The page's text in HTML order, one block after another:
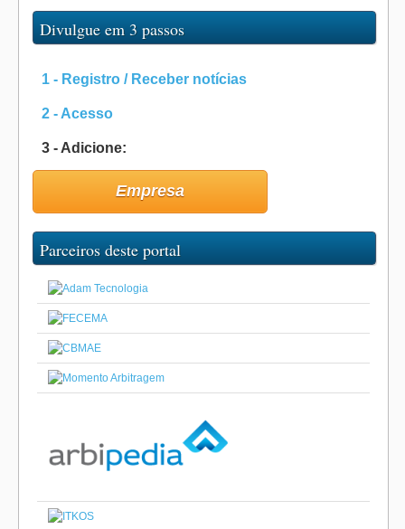
Divulgue em 3 passos
1 - Registro / Receber notícias
2 - Acesso
3 - Adicione:
Empresa
Parceiros deste portal